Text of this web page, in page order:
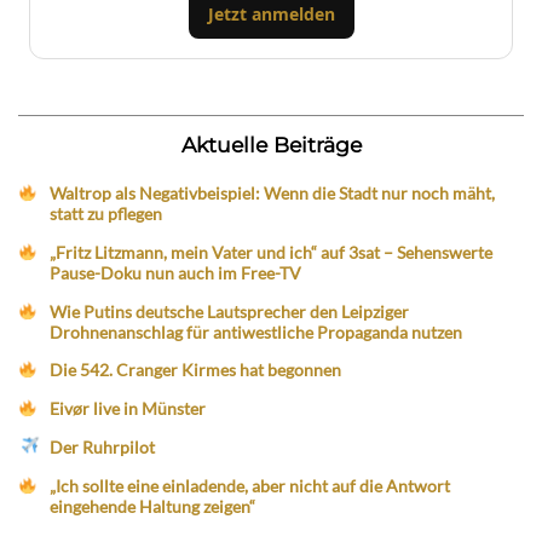
Jetzt anmelden
Aktuelle Beiträge
Waltrop als Negativbeispiel: Wenn die Stadt nur noch mäht,
statt zu pflegen
„Fritz Litzmann, mein Vater und ich“ auf 3sat – Sehenswerte
Pause-Doku nun auch im Free-TV
Wie Putins deutsche Lautsprecher den Leipziger
Drohnenanschlag für antiwestliche Propaganda nutzen
Die 542. Cranger Kirmes hat begonnen
Eivør live in Münster
Der Ruhrpilot
„Ich sollte eine einladende, aber nicht auf die Antwort
eingehende Haltung zeigen“